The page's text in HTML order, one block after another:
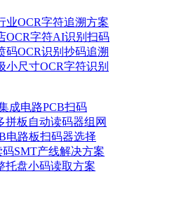
业OCR字符追溯方案
OCR字符AI识别扫码
码OCR识别抄码追溯
小尺寸OCR字符识别
成电路PCB扫码
拼板自动读码器组网
电路板扫码器选择
码SMT产线解决方案
托盘小码读取方案